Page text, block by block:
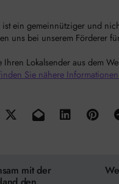
ist ein gemeinnütziger und
uns bei unserem Förderer
Ihren Lokalsender aus dem
Sie nähere
mit der